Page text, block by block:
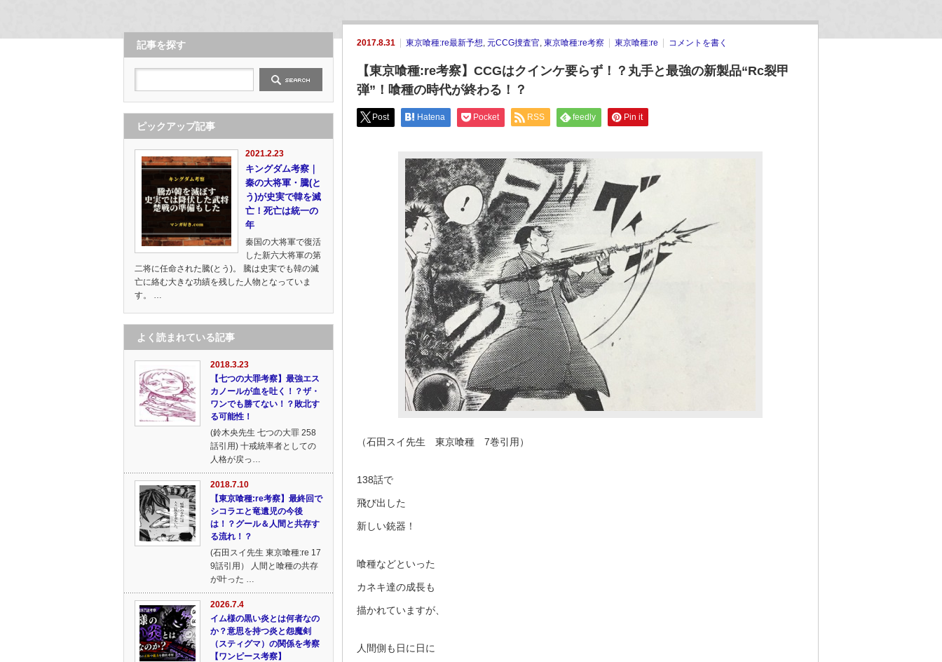
2017.8.31 東京喰種:re最新予想, 元CCG捜査官, 東京喰種:re考察 東京喰種:re コメントを書く
【東京喰種:re考察】CCGはクインケ要らず！？丸手と最強の新製品“Rc裂甲
弾”！喰種の時代が終わる！？
Post Hatena Pocket RSS feedly Pin it
（石田スイ先生 東京喰種 7巻引用）
138話で
飛び出した
新しい銃器！
喰種などといった
カネキ達の成長も
描かれていますが、
人間側も日に日に
記事を探す
ピックアップ記事
2021.2.23
キングダム考察｜
秦の大将軍・騰(と
う)が史実で韓を滅
亡！死亡は統一の
年
秦国の大将軍で復活
した新六大将軍の第
二将に任命された騰(とう)。 騰は史実でも韓の滅
亡に絡む大きな功績を残した人物となっていま
す。 …
よく読まれている記事
2018.3.23
【七つの大罪考察】最強エス
カノールが血を吐く！？ザ・
ワンでも勝てない！？敗北す
る可能性！
(鈴木央先生 七つの大罪 258
話引用) 十戒統率者としての
人格が戻っ…
2018.7.10
【東京喰種:re考察】最終回で
シコラエと竜遺児の今後
は！？グール＆人間と共存す
る流れ！？
(石田スイ先生 東京喰種:re 17
9話引用） 人間と喰種の共存
が叶った …
2026.7.4
イム様の黒い炎とは何者なの
か？意思を持つ炎と怨魔剣
（スティグマ）の関係を考察
【ワンピース考察】